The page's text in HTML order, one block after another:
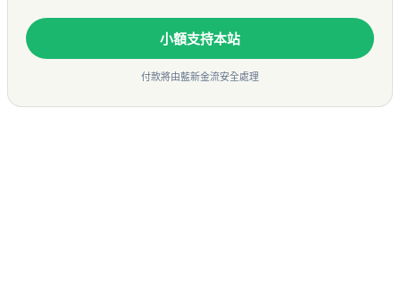
小額支持本站
付款將由藍新金流安全處理